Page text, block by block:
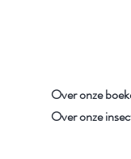
Over onze
Over onze